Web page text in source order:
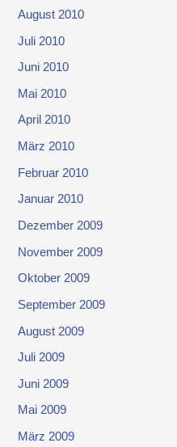
August 2010
Juli 2010
Juni 2010
Mai 2010
April 2010
März 2010
Februar 2010
Januar 2010
Dezember 2009
November 2009
Oktober 2009
September 2009
August 2009
Juli 2009
Juni 2009
Mai 2009
März 2009